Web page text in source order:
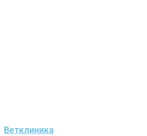
Ветклиника